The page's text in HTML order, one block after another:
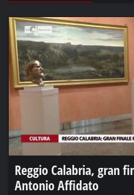
Reggio Calabria, gran
Antonio Affidato